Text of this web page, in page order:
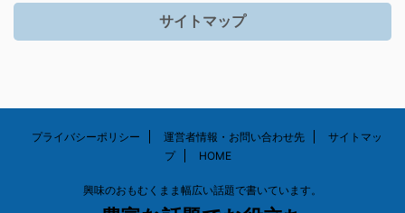
サイトマップ
プライバシーポリシー 運営者情報・お問い合わせ先
サイトマッ
プ
HOME
興味のおもむくまま幅広い話題で書いています。